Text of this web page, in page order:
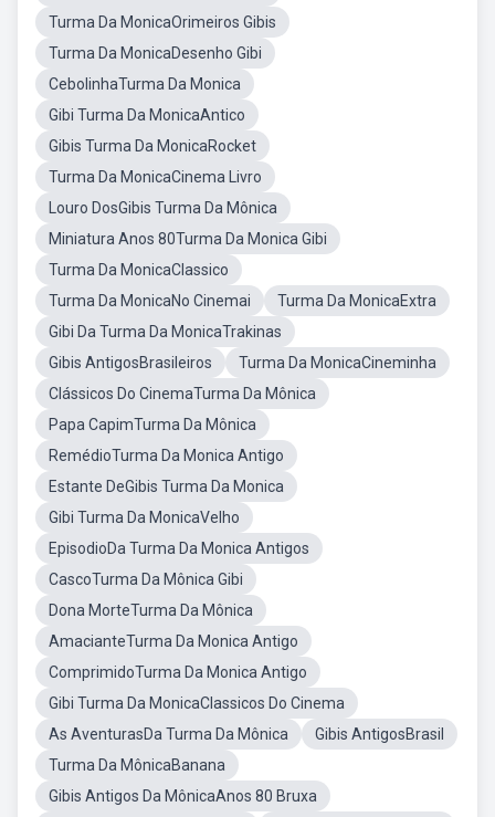
Turma Da MonicaOrimeiros Gibis
Turma Da MonicaDesenho Gibi
CebolinhaTurma Da Monica
Gibi Turma Da MonicaAntico
Gibis Turma Da MonicaRocket
Turma Da MonicaCinema Livro
Louro DosGibis Turma Da Mônica
Miniatura Anos 80Turma Da Monica Gibi
Turma Da MonicaClassico
Turma Da MonicaNo Cinemai
Turma Da MonicaExtra
Gibi Da Turma Da MonicaTrakinas
Gibis AntigosBrasileiros
Turma Da MonicaCineminha
Clássicos Do CinemaTurma Da Mônica
Papa CapimTurma Da Mônica
RemédioTurma Da Monica Antigo
Estante DeGibis Turma Da Monica
Gibi Turma Da MonicaVelho
EpisodioDa Turma Da Monica Antigos
CascoTurma Da Mônica Gibi
Dona MorteTurma Da Mônica
AmacianteTurma Da Monica Antigo
ComprimidoTurma Da Monica Antigo
Gibi Turma Da MonicaClassicos Do Cinema
As AventurasDa Turma Da Mônica
Gibis AntigosBrasil
Turma Da MônicaBanana
Gibis Antigos Da MônicaAnos 80 Bruxa